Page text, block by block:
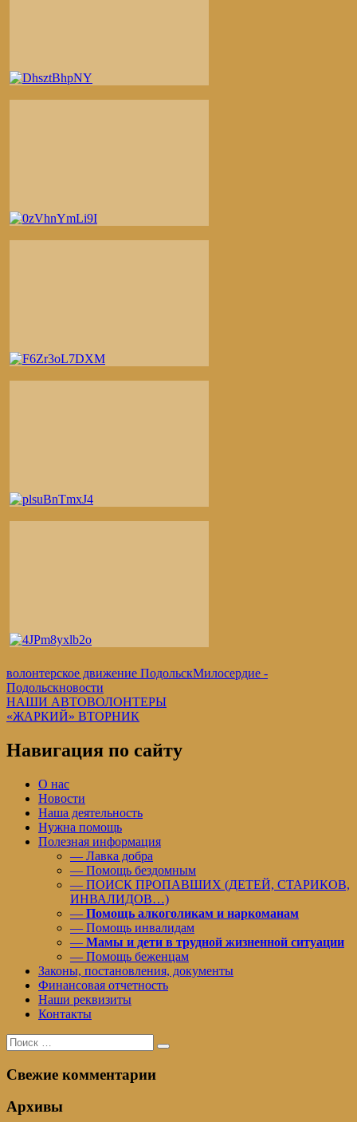
волонтерское движение ПодольскМилосердие -
Подольскновости
Навигация
по
записям
Предыдущая
запись:
НАШИ АВТОВОЛОНТЕРЫ
Следующая
«ЖАРКИЙ» ВТОРНИК
Навигация по сайту
О нас
Новости
Наша деятельность
Нужна помощь
Полезная информация
— Лавка добра
— Помощь бездомным
— ПОИСК ПРОПАВШИХ (ДЕТЕЙ, СТАРИКОВ,
ИНВАЛИДОВ…)
— Помощь алкоголикам и наркоманам
— Помощь инвалидам
— Мамы и дети в трудной жизненной ситуации
— Помощь беженцам
Законы, постановления, документы
Финансовая отчетность
Наши реквизиты
Контакты
Поиск
для:
Поиск
Свежие комментарии
Архивы